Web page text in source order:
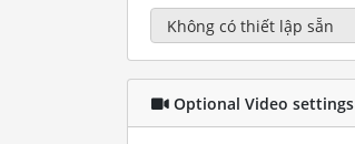
Optional Video settings